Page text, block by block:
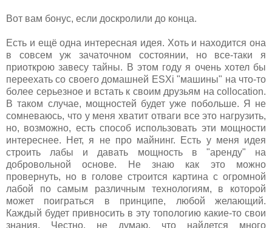
Вот вам бонус, если доскролили до конца.
Есть и ещё одна интересная идея. Хоть и находится она
в совсем уж зачаточном состоянии, но все-таки я
приоткрою завесу тайны. В этом году я очень хотел бы
переехать со своего домашней ESXi "машины" на что-то
более серьезное и встать к своим друзьям на collocation.
В таком случае, мощностей будет уже побольше. Я не
сомневаюсь, что у меня хватит отваги все это нагрузить,
но, возможно, есть способ использовать эти мощности
интереснее. Нет, я не про майнинг. Есть у меня идея
строить лабы и давать мощность в "аренду" на
добровольной основе. Не знаю как это можно
провернуть, но в голове строится картина с огромной
лабой по самым различным технологиям, в которой
может поиграться в принципе, любой желающий.
Каждый будет привносить в эту топологию какие-то свои
знания. Честно, не думаю, что найдется много